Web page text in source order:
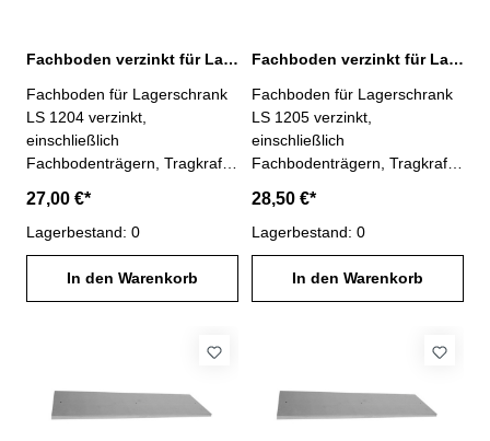
Fachboden verzinkt für Lagerschrank LS 1204
Fachboden für Lagerschrank
LS 1204 verzinkt,
einschließlich
Fachbodenträgern, Tragkraft
gleichmäßig verteilter
Last,passend zu
Lagerschrank Typ LS 1204
Maße: H 24 x B 1195 x T 349
mm
27,00 €*
Lagerbestand: 0
In den Warenkorb
Fachboden verzinkt für Lagerschrank LS 1205
Fachboden für Lagerschrank
LS 1205 verzinkt,
einschließlich
Fachbodenträgern, Tragkraft
gleichmäßig verteilter
Last,passend zu
Lagerschrank Typ LS 1205
Maße: H 24 x B 1195 x T 449
mm
28,50 €*
Lagerbestand: 0
In den Warenkorb